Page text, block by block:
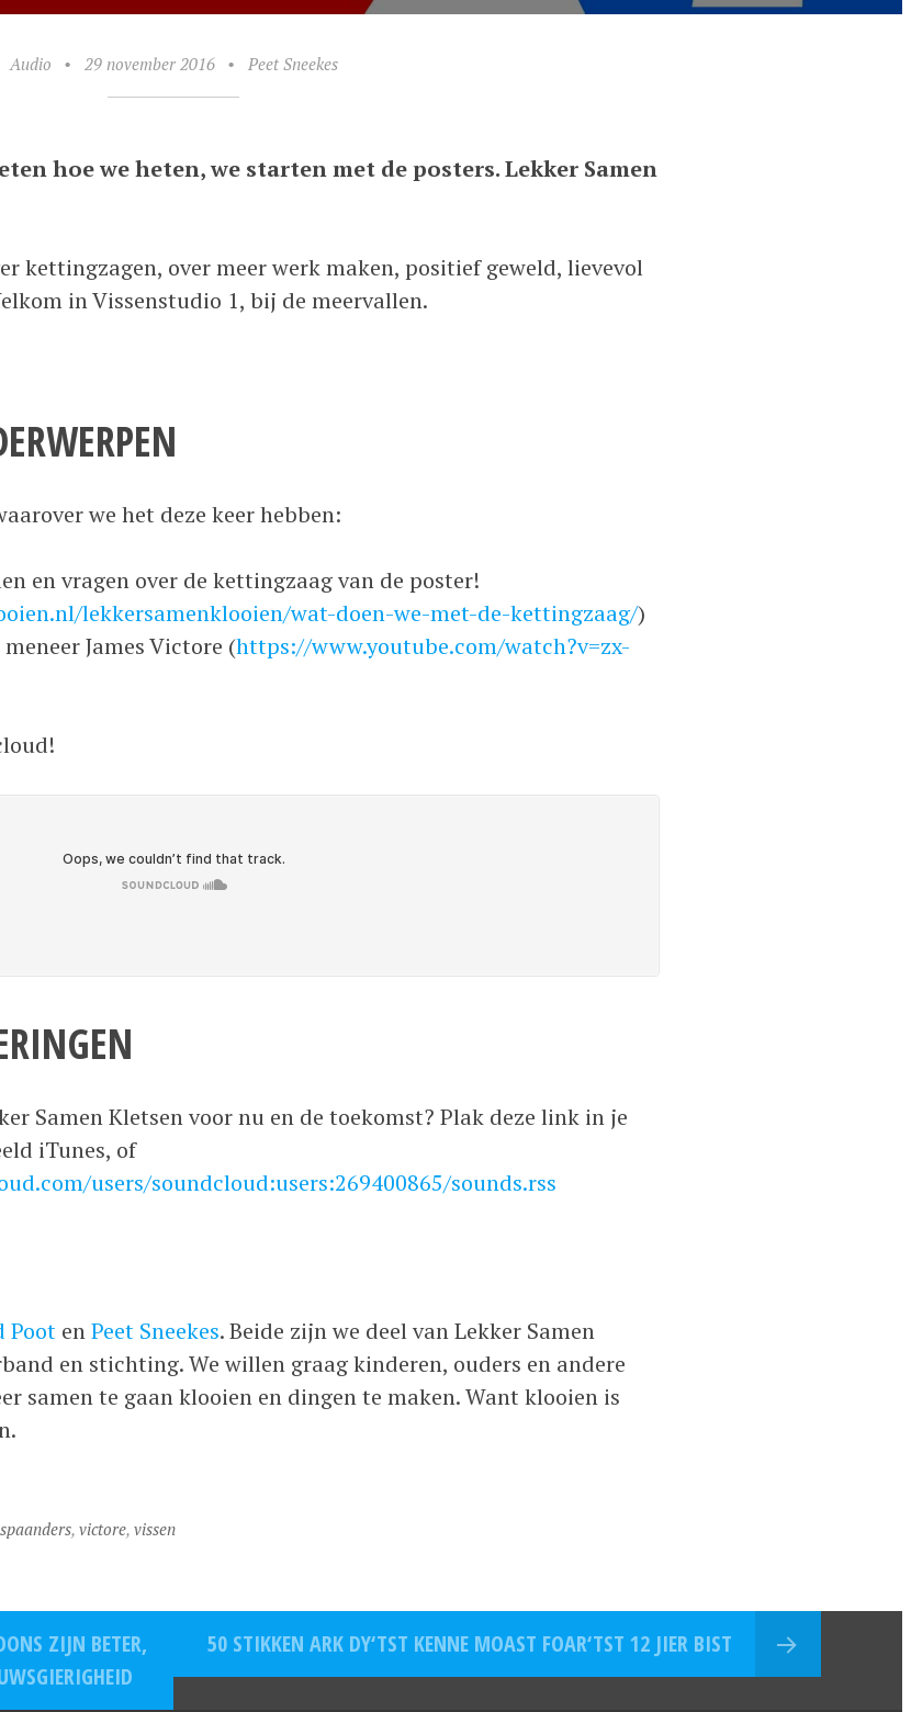
Audio • 29 november 2016 • Peet Sneekes
hoe we heten, we starten met de posters. Lekker Samen
kettingzagen, over meer werk maken, positief geweld, lievevol
in Vissenstudio 1, bij de meervallen.
we het deze keer hebben:
en vragen over de kettingzaag van de poster!
lekkersamenklooien/wat-doen-we-met-de-kettingzaag/)
James Victore (https://www.youtube.com/watch?v=zx-
Samen Kletsen voor nu en de toekomst? Plak deze link in je
iTunes, of
users/soundcloud:users:269400865/sounds.rss
PootenPeet Sneekes. Beide zijn we deel van Lekker Samen
en stichting. We willen graag kinderen, ouders en andere
samen te gaan klooien en dingen te maken. Want klooien is
spaanders, victore, vissen
ZIJN BETER,
50 STIKKEN ARK DY‘TST KENNE MOAST FOAR‘TST 12 JIER BIST